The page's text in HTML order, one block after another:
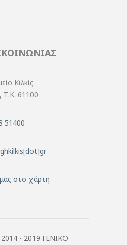
Κιλκίς
Τ.Κ. 61100
51400
στο χάρτη
- 2019 ΓΕΝΙΚΟ